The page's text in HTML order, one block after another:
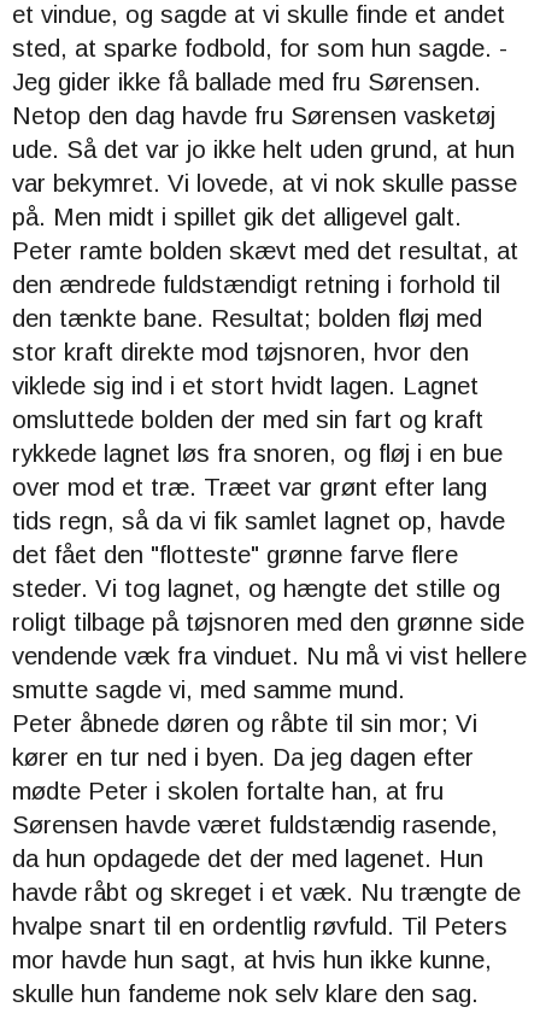
et vindue, og sagde at vi skulle finde et andet
sted, at sparke fodbold, for som hun sagde. -
Jeg gider ikke få ballade med fru Sørensen.
Netop den dag havde fru Sørensen vasketøj
ude. Så det var jo ikke helt uden grund, at hun
var bekymret. Vi lovede, at vi nok skulle passe
på. Men midt i spillet gik det alligevel galt.
Peter ramte bolden skævt med det resultat, at
den ændrede fuldstændigt retning i forhold til
den tænkte bane. Resultat; bolden fløj med
stor kraft direkte mod tøjsnoren, hvor den
viklede sig ind i et stort hvidt lagen. Lagnet
omsluttede bolden der med sin fart og kraft
rykkede lagnet løs fra snoren, og fløj i en bue
over mod et træ. Træet var grønt efter lang
tids regn, så da vi fik samlet lagnet op, havde
det fået den "flotteste" grønne farve flere
steder. Vi tog lagnet, og hængte det stille og
roligt tilbage på tøjsnoren med den grønne side
vendende væk fra vinduet. Nu må vi vist hellere
smutte sagde vi, med samme mund.
Peter åbnede døren og råbte til sin mor; Vi
kører en tur ned i byen. Da jeg dagen efter
mødte Peter i skolen fortalte han, at fru
Sørensen havde været fuldstændig rasende,
da hun opdagede det der med lagenet. Hun
havde råbt og skreget i et væk. Nu trængte de
hvalpe snart til en ordentlig røvfuld. Til Peters
mor havde hun sagt, at hvis hun ikke kunne,
skulle hun fandeme nok selv klare den sag.